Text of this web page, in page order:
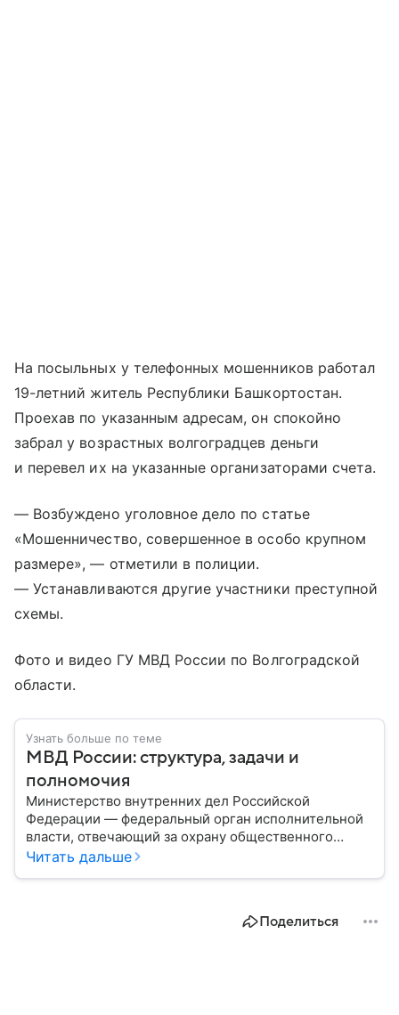
На посыльных у телефонных мошенников работал
19-летний житель Республики Башкортостан.
Проехав по указанным адресам, он спокойно
забрал у возрастных волгоградцев деньги
и перевел их на указанные организаторами счета.
— Возбуждено уголовное дело по статье
«Мошенничество, совершенное в особо крупном
размере», — отметили в полиции.
— Устанавливаются другие участники преступной
схемы.
Фото и видео ГУ МВД России по Волгоградской
области.
Узнать больше по теме
МВД России: структура, задачи и
полномочия
Министерство внутренних дел Российской
Федерации — федеральный орган исполнительной
власти, отвечающий за охрану общественного
порядка, борьбу с преступностью, обеспечение
России, какие задачи выполняет министерство, как
Читать дальше
Поделиться